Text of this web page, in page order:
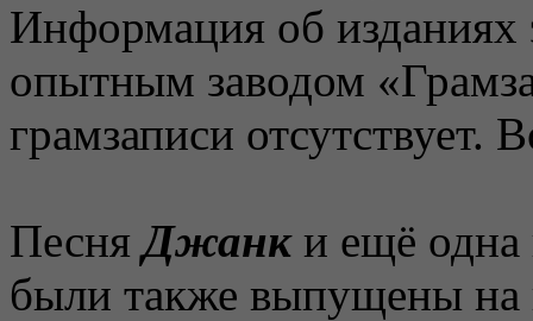
Информация об
опытным заводом
грамзаписи отсутствует.
ПесняДжанки ещё одна
были также выпущены на